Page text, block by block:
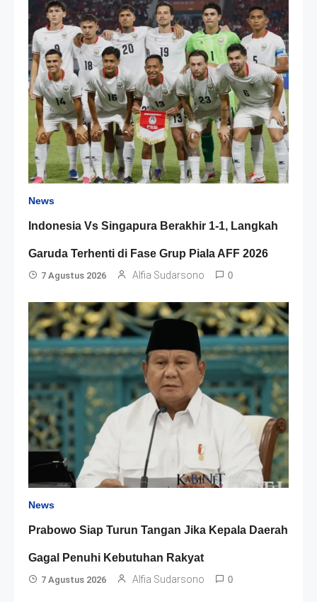
News
Indonesia Vs Singapura Berakhir 1-1, Langkah
Garuda Terhenti di Fase Grup Piala AFF 2026
7 Agustus 2026 Alfia Sudarsono 0
News
Prabowo Siap Turun Tangan Jika Kepala Daerah
Gagal Penuhi Kebutuhan Rakyat
7 Agustus 2026 Alfia Sudarsono 0